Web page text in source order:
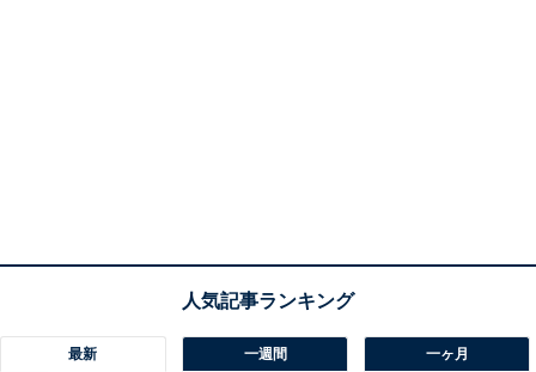
最新 一週間 一ヶ月